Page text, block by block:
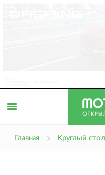
Главная Круглый стол